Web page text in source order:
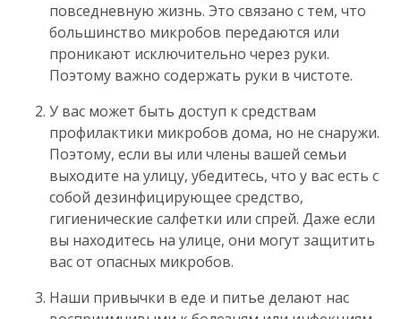
повседневную жизнь. Это связано с тем, что
большинство микробов передаются или
проникают исключительно через руки.
Поэтому важно содержать руки в чистоте.
У вас может быть доступ к средствам
профилактики микробов дома, но не снаружи.
Поэтому, если вы или члены вашей семьи
выходите на улицу, убедитесь, что у вас есть с
собой дезинфицирующее средство,
гигиенические салфетки или спрей. Даже если
вы находитесь на улице, они могут защитить
вас от опасных микробов.
Наши привычки в еде и питье делают нас